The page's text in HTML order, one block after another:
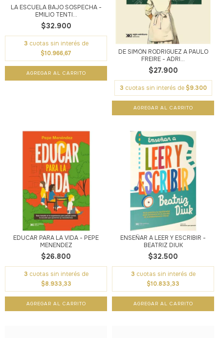
LA ESCUELA BAJO SOSPECHA -
EMILIO TENTI...
$32.900
3 cuotas sin interés de
$10.966,67
DE SIMÓN RODRIGUEZ A PAULO
FREIRE - ADRI...
$27.900
3 cuotas sin interés de $9.300
EDUCAR PARA LA VIDA - PEPE
MENENDEZ
$26.800
3 cuotas sin interés de
$8.933,33
ENSEÑAR A LEER Y ESCRIBIR -
BEATRIZ DIUK
$32.500
3 cuotas sin interés de
$10.833,33